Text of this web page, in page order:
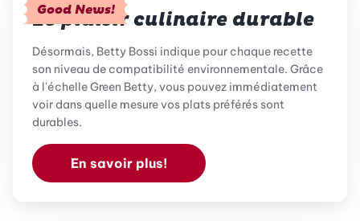
Good News!
Le plaisir culinaire durable
Désormais, Betty Bossi indique pour chaque recette
son niveau de compatibilité environnementale. Grâce
à l'échelle Green Betty, vous pouvez immédiatement
voir dans quelle mesure vos plats préférés sont
durables.
En savoir plus!